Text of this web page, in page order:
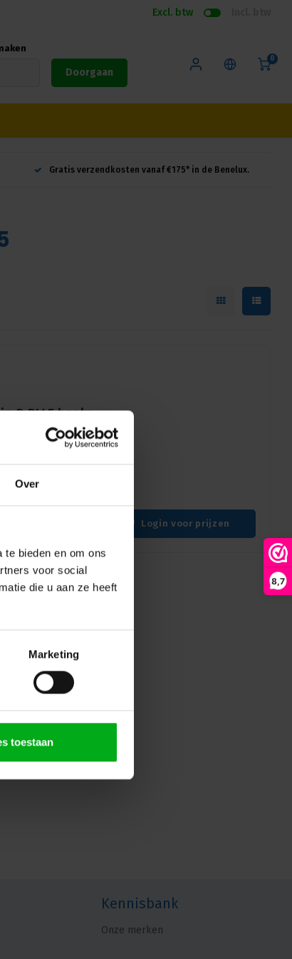
Over
bieden en om ons
voor social
die u aan ze heeft
Marketing
toestaan
8,7
Excl. btw
Doorgaan
0
Gratis verzendkosten vanaf €175* in de Benelux.
D RJ45 haaks
Login voor prijzen
Kennisbank
Onze merken